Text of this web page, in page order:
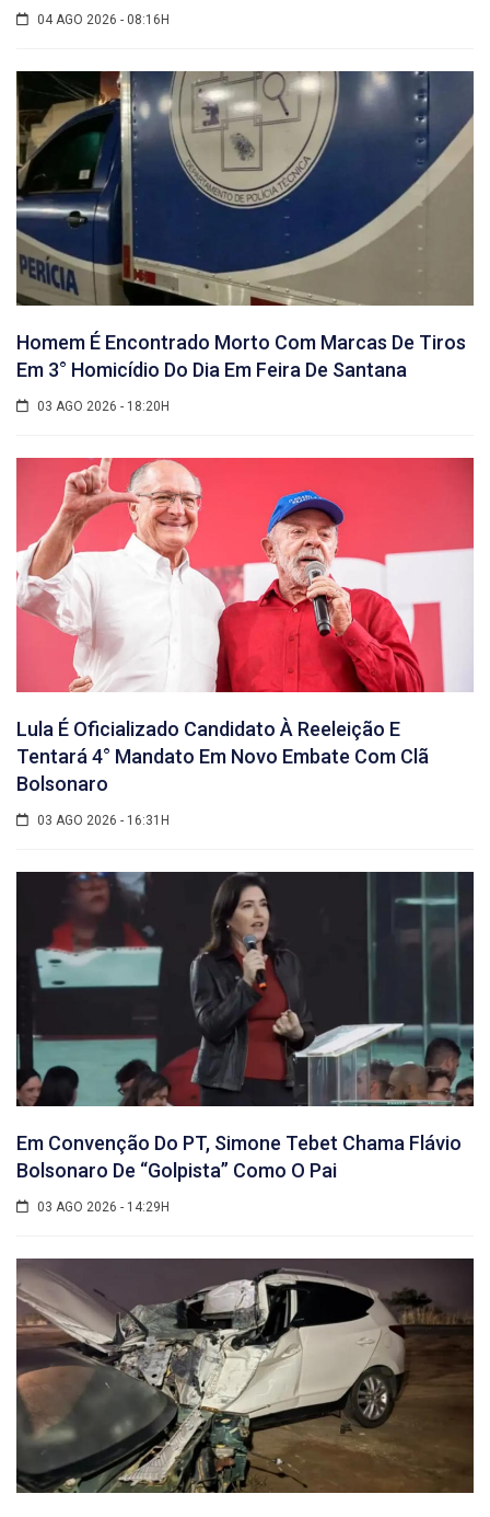
04 AGO 2026 - 08:16H
Homem É Encontrado Morto Com Marcas De Tiros
Em 3° Homicídio Do Dia Em Feira De Santana
03 AGO 2026 - 18:20H
Lula É Oficializado Candidato À Reeleição E
Tentará 4° Mandato Em Novo Embate Com Clã
Bolsonaro
03 AGO 2026 - 16:31H
Em Convenção Do PT, Simone Tebet Chama Flávio
Bolsonaro De “golpista” Como O Pai
03 AGO 2026 - 14:29H